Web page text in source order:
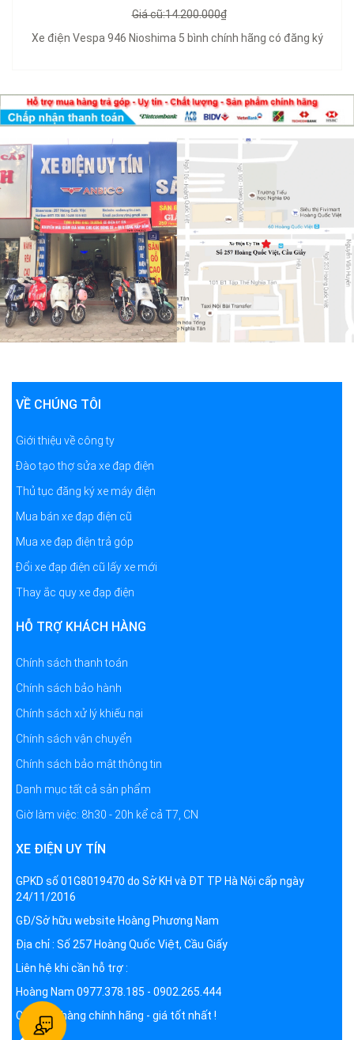
Giá cũ:14.200.000₫
Xe điện Vespa 946 Nioshima 5 bình chính hãng có đăng ký
VỀ CHÚNG TÔI
Giới thiệu về công ty
Đào tạo thợ sửa xe đạp điện
Thủ tục đăng ký xe máy điện
Mua bán xe đạp điện cũ
Mua xe đạp điện trả góp
Đổi xe đạp điện cũ lấy xe mới
Thay ắc quy xe đạp điện
HỖ TRỢ KHÁCH HÀNG
Chính sách thanh toán
Chính sách bảo hành
Chính sách xử lý khiếu nại
Chính sách vận chuyển
Chính sách bảo mật thông tin
Danh mục tất cả sản phẩm
Giờ làm việc: 8h30 - 20h kể cả T7, CN
XE ĐIỆN UY TÍN
GPKD số 01G8019470 do Sở KH và ĐT TP Hà Nội cấp ngày
24/11/2016
GĐ/Sở hữu website Hoàng Phương Nam
Địa chỉ : Số 257 Hoàng Quốc Việt, Cầu Giấy
Liên hệ khi cần hỗ trợ :
Hoàng Nam 0977.378.185 - 0902.265.444
Cam kết hàng chính hãng - giá tốt nhất !